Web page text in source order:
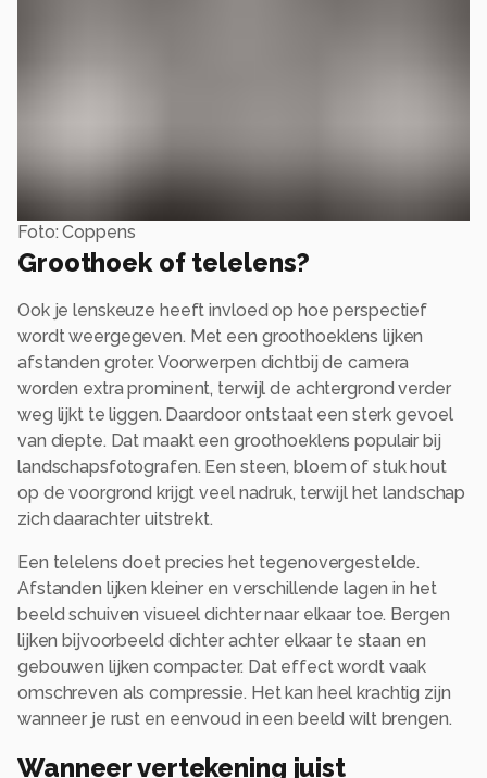
Foto: Coppens
Groothoek of telelens?
Ook je lenskeuze heeft invloed op hoe perspectief
wordt weergegeven. Met een groothoeklens lijken
afstanden groter. Voorwerpen dichtbij de camera
worden extra prominent, terwijl de achtergrond verder
weg lijkt te liggen. Daardoor ontstaat een sterk gevoel
van diepte. Dat maakt een groothoeklens populair bij
landschapsfotografen. Een steen, bloem of stuk hout
op de voorgrond krijgt veel nadruk, terwijl het landschap
zich daarachter uitstrekt.
Een telelens doet precies het tegenovergestelde.
Afstanden lijken kleiner en verschillende lagen in het
beeld schuiven visueel dichter naar elkaar toe. Bergen
lijken bijvoorbeeld dichter achter elkaar te staan en
gebouwen lijken compacter. Dat effect wordt vaak
omschreven als compressie. Het kan heel krachtig zijn
wanneer je rust en eenvoud in een beeld wilt brengen.
Wanneer vertekening juist